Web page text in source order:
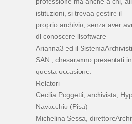
istituzioni, si trovaa gestire il
proprio archivio, senza aver
di conoscere ilsoftware
Arianna3 ed il
SAN , chesaranno presentati in
questa occasione.
Relatori
Cecilia Poggetti, archivista,
Navacchio (Pisa)
Michelina Sessa,